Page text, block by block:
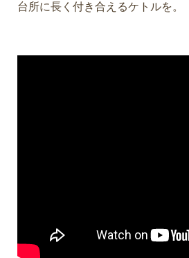
台所に長く付き合えるケトルを。